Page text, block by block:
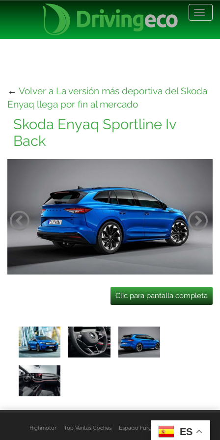
← Volver a La versión más deportiva del Skoda
Enyaq llega por fin al mercado
Skoda Enyaq Sportline Iv
Back
Clic para pantalla completa
Highmotor Top Ventas Coches Espacio Furgo Aviso Legal
ES